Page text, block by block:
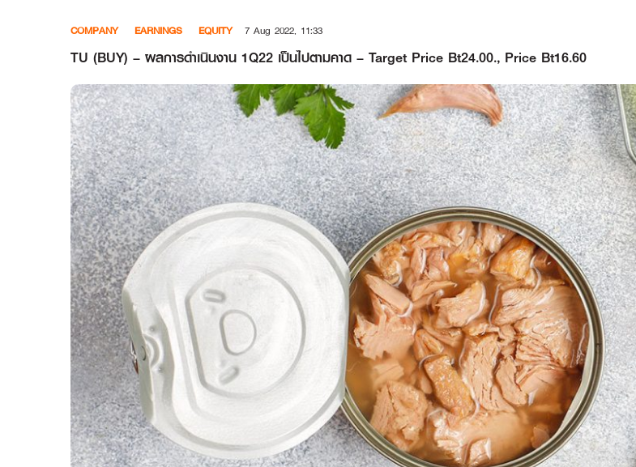
COMPANY EARNINGS EQUITY 7 Aug 2022, 11:33
TU (BUY) – ผลการดำเนินงาน 1Q22 เป็นไปตามคาด – Target Price Bt24.00., Price Bt16.60